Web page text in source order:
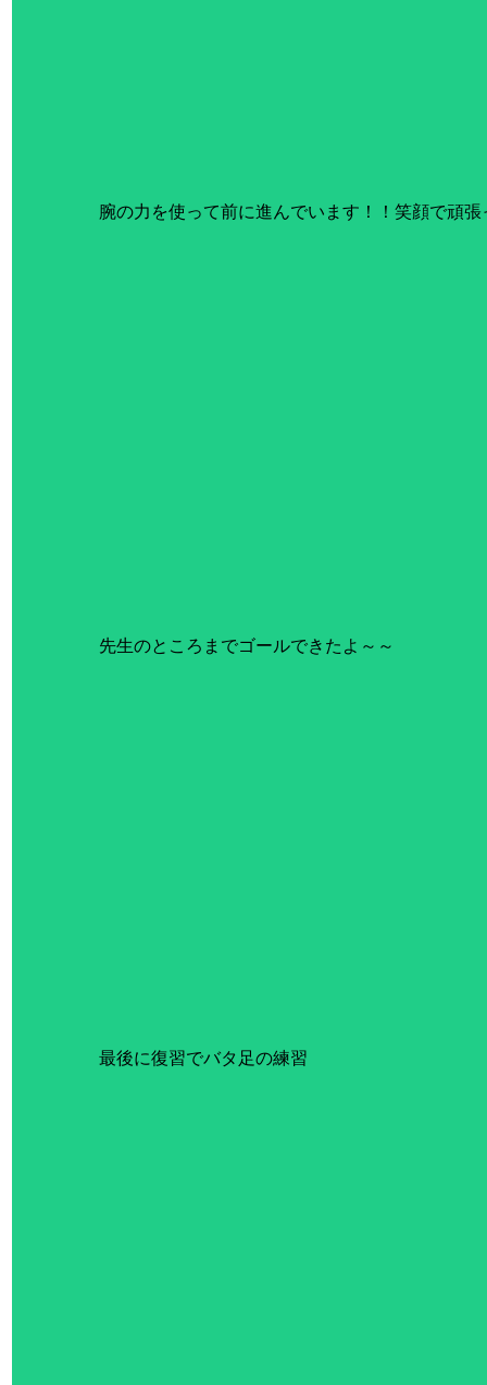
腕の力を使って前に進んでいます！！笑顔で頑
先生のところまでゴールできたよ～～
最後に復習でバタ足の練習